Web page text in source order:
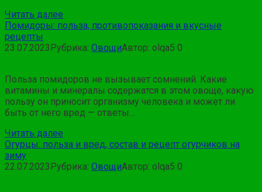
Читать далее
Помидоры: польза, противопоказания и вкусные
рецепты
23.07.2023Рубрика: ОвощиАвтор: olqa5 0
Польза помидоров не вызывает сомнений. Какие
витамины и минералы содержатся в этом овоще, какую
пользу он приносит организму человека и может ли
быть от него вред — ответы…
Читать далее
Огурцы: польза и вред, состав и рецепт огурчиков на
зиму
22.07.2023Рубрика: ОвощиАвтор: olqa5 0